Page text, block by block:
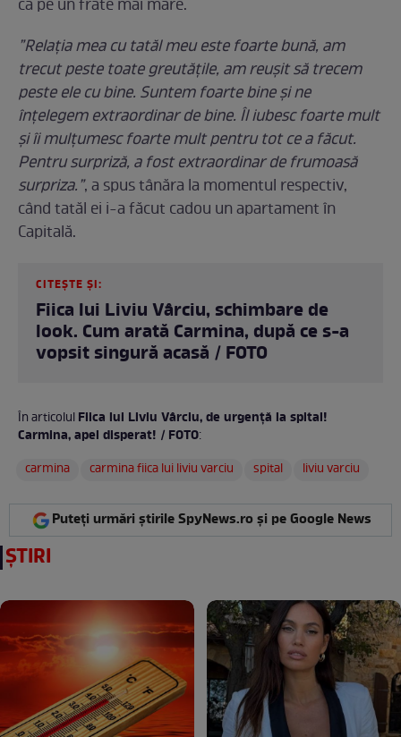
ca pe un frate mai mare.
”Relația mea cu tatăl meu este foarte bună, am
trecut peste toate greutățile, am reușit să trecem
peste ele cu bine. Suntem foarte bine și ne
înțelegem extraordinar de bine. Îl iubesc foarte mult
și îi mulțumesc foarte mult pentru tot ce a făcut.
Pentru surpriză, a fost extraordinar de frumoasă
surpriza.”, a spus tânăra la momentul respectiv,
când tatăl ei i-a făcut cadou un apartament în
Capitală.
CITEȘTE ȘI:
Fiica lui Liviu Vârciu, schimbare de
look. Cum arată Carmina, după ce s-a
vopsit singură acasă / FOTO
În articolulFiica lui Liviu Vârciu, de urgență la spital!
Carmina, apel disperat! / FOTO:
carmina
carmina fiica lui liviu varciu spital liviu varciu
Puteți urmări știrile SpyNews.ro și pe Google News
ȘTIRI